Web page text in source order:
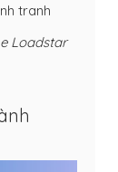
tranh
Loadstar